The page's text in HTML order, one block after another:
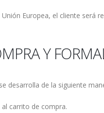
Europea, el cliente será
Y
desarrolla de la siguiente
carrito de compra.